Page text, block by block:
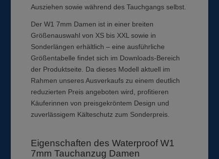
Ausziehen sowie während des Tauchgangs selbst.
Der W1 7mm Damen ist in einer breiten
Größenauswahl von XS bis XXL sowie in
Sonderlängen erhältlich – eine ausführliche
Größentabelle findet sich im Downloads-Bereich
der Produktseite. Da dieses Modell aktuell im
Rahmen unseres Ausverkaufs zu einem deutlich
reduzierten Preis angeboten wird, profitieren
Käuferinnen von preisgekröntem Design und
zuverlässigem Kälteschutz zum Sonderpreis.
Eigenschaften des Waterproof W1
7mm Tauchanzug Damen